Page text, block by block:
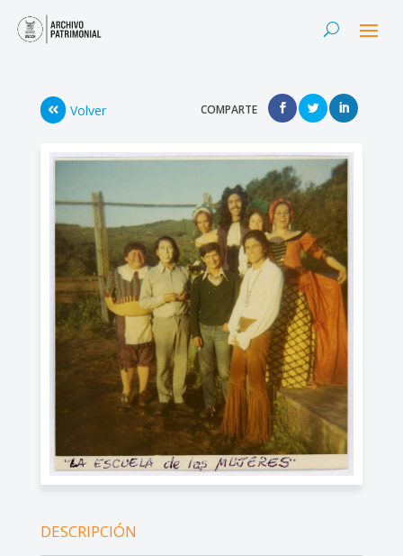
Volver COMPARTE
DESCRIPCIÓN